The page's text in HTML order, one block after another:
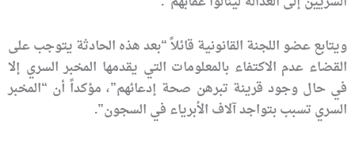
ويتابع عضو اللجنة القانونية قائلاً “بعد هذه الحادثة يتوجب على
القضاء عدم الاكتفاء بالمعلومات التي يقدمها المخبر السري إلا
في حال وجود قرينة تبرهن صحة إدعائهم”، مؤكداً أن “المخبر
السري تسبب بتواجد آلاف الأبرياء في السجون”.